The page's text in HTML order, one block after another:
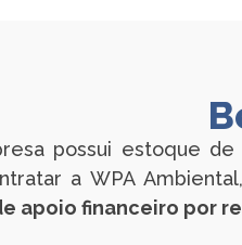
possui estoque
a WPA
apoio financeiro por